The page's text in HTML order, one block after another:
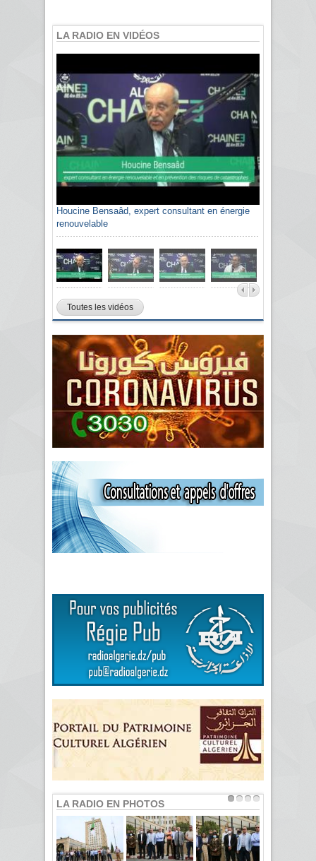
LA RADIO EN VIDÉOS
Houcine Bensaâd, expert consultant en énergie
renouvelable
Toutes les vidéos
LA RADIO EN PHOTOS